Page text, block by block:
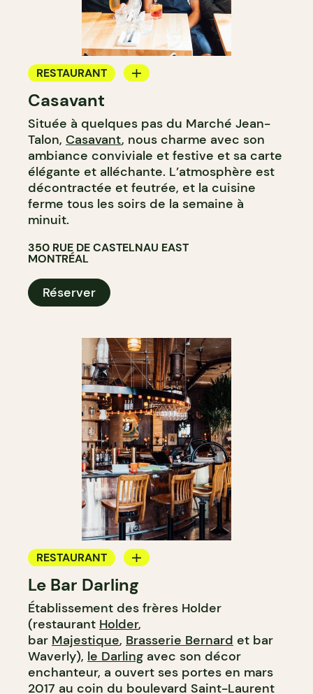
RESTAURANT
BAR À VIN
Casavant
Située à quelques pas du Marché Jean-
Talon, Casavant, nous charme avec son
ambiance conviviale et festive et sa carte
élégante et alléchante. L’atmosphère est
décontractée et feutrée, et la cuisine
ferme tous les soirs de la semaine à
minuit.
350 RUE DE CASTELNAU EAST
MONTRÉAL
Réserver
RESTAURANT
CAFÉ
BAR
BAR À COCKTAIL
Le Bar Darling
Établissement des frères Holder
(restaurant Holder,
bar Majestique, Brasserie Bernard et bar
Waverly), le Darling avec son décor
enchanteur, a ouvert ses portes en mars
2017 au coin du boulevard Saint-Laurent